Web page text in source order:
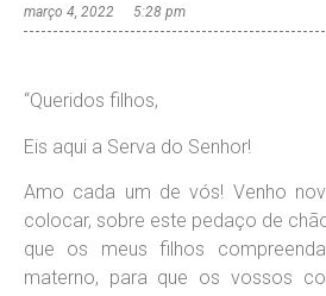
março 4, 2022 5:28 pm
“Queridos filhos,
Eis aqui a Serva do Senhor!
Amo cada um de vós! Venho
colocar, sobre este pedaço de
que os meus filhos
materno, para que os vossos